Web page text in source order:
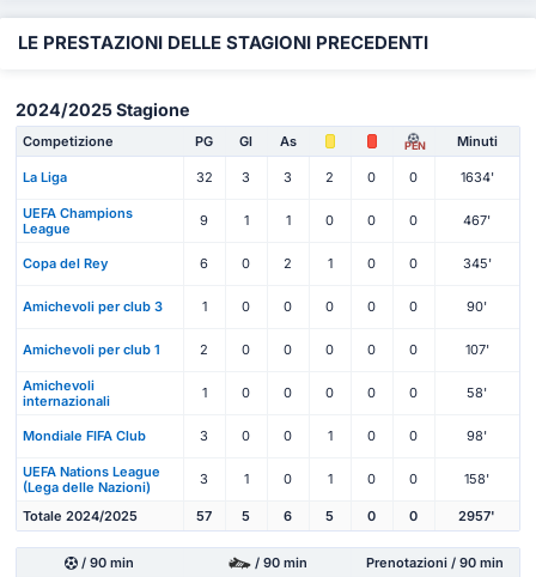
LE PRESTAZIONI DELLE STAGIONI PRECEDENTI
2024/2025 Stagione
Competizione PG Gl As PEN Minuti
La Liga 32 3 3 2 0 0 1634'
UEFA Champions
League
9 1 1 0 0 0 467'
Copa del Rey 6 0 2 1 0 0 345'
Amichevoli per club 3 1 0 0 0 0 0 90'
Amichevoli per club 1 2 0 0 0 0 0 107'
Amichevoli
internazionali
1 0 0 0 0 0 58'
Mondiale FIFA Club 3 0 0 1 0 0 98'
UEFA Nations League
(Lega delle Nazioni)
3 1 0 1 0 0 158'
Totale 2024/2025 57 5 6 5 0 0 2957'
/ 90 min / 90 min Prenotazioni / 90 min